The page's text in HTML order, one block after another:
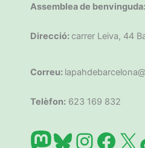
Assemblea de benvinguda:
Direcció: carrer Leiva, 44
Correu:
Telèfon: 623 169 832
Mastodon
Bluesky
X